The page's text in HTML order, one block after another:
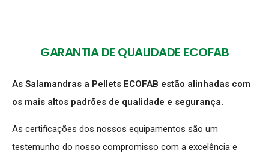
GARANTIA DE QUALIDADE ECOFAB
As Salamandras a Pellets ECOFAB estão alinhadas com
os mais altos padrões de qualidade e segurança.
As certificações dos nossos equipamentos são um
testemunho do nosso compromisso com a excelência e